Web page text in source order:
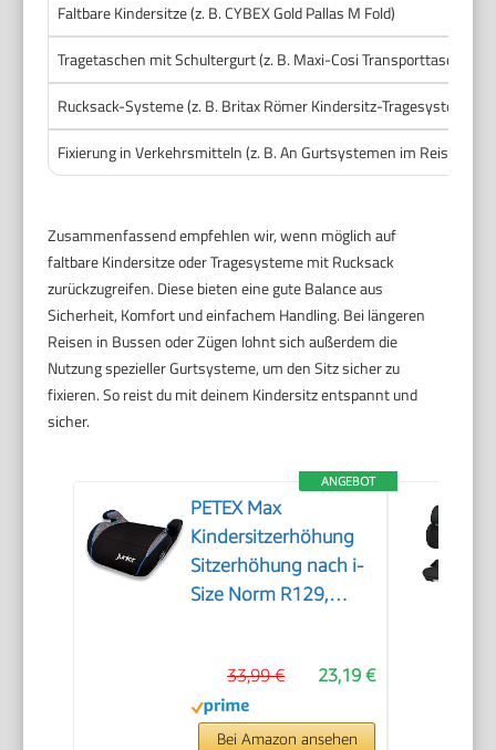
Faltbare Kindersitze (z. B. CYBEX Gold Pallas M Fold)
Tragetaschen mit Schultergurt (z. B. Maxi-Cosi Transporttasche)
Rucksack-Systeme (z. B. Britax Römer Kindersitz-Tragesystem)
Fixierung in Verkehrsmitteln (z. B. An Gurtsystemen im Reisebus)
Zusammenfassend empfehlen wir, wenn möglich auf
faltbare Kindersitze oder Tragesysteme mit Rucksack
zurückzugreifen. Diese bieten eine gute Balance aus
Sicherheit, Komfort und einfachem Handling. Bei längeren
Reisen in Bussen oder Zügen lohnt sich außerdem die
Nutzung spezieller Gurtsysteme, um den Sitz sicher zu
fixieren. So reist du mit deinem Kindersitz entspannt und
sicher.
ANGEBOT
PETEX Max
Kindersitzerhöhung
Sitzerhöhung nach i-
Size Norm R129,
23,19 €
33,99 €
Bei Amazon ansehen